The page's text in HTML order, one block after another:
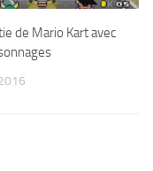
de Mario Kart avec